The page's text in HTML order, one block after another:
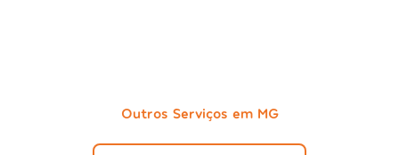
Outros Serviços em MG